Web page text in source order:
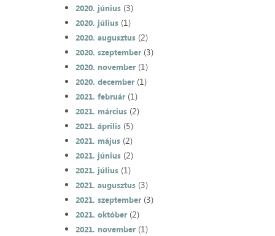
2020. június(3)
2020. július(1)
2020. augusztus(2)
2020. szeptember(3)
2020. november(1)
2020. december(1)
2021. február(1)
2021. március(2)
2021. április(5)
2021. május(2)
2021. június(2)
2021. július(1)
2021. augusztus(3)
2021. szeptember(3)
2021. október(2)
2021. november(1)